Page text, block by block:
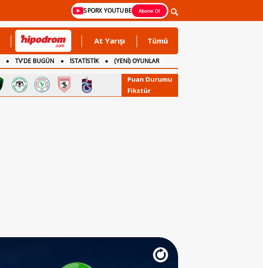
SPORX YOUTUBE Abone Ol
At Yarışı Tümü
TV'DE BUGÜN İSTATİSTİK
(YENİ) OYUNLAR
Puan Durumu
Fikstür